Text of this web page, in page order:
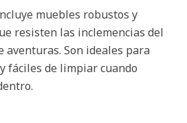
muebles robustos y
resisten las inclemencias del
aventuras. Son ideales para
fáciles de limpiar cuando